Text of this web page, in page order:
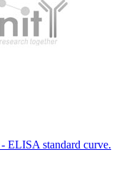
standard curve.